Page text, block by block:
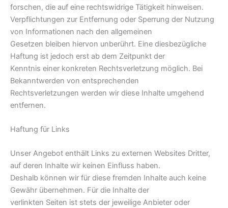
forschen, die auf eine rechtswidrige Tätigkeit hinweisen.
Verpflichtungen zur Entfernung oder Sperrung der Nutzung
von Informationen nach den allgemeinen
Gesetzen bleiben hiervon unberührt. Eine diesbezügliche
Haftung ist jedoch erst ab dem Zeitpunkt der
Kenntnis einer konkreten Rechtsverletzung möglich. Bei
Bekanntwerden von entsprechenden
Rechtsverletzungen werden wir diese Inhalte umgehend
entfernen.
Haftung für Links
Unser Angebot enthält Links zu externen Websites Dritter,
auf deren Inhalte wir keinen Einfluss haben.
Deshalb können wir für diese fremden Inhalte auch keine
Gewähr übernehmen. Für die Inhalte der
verlinkten Seiten ist stets der jeweilige Anbieter oder